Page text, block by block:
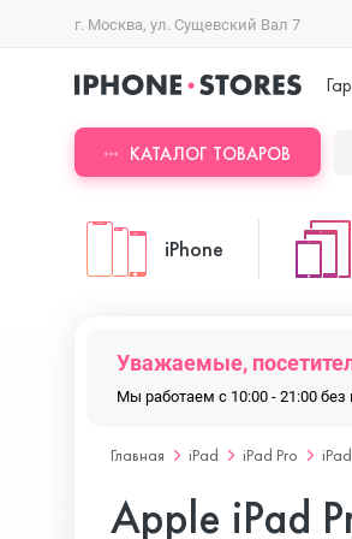
г. Москва, ул. Сущевский Вал 7
КАТАЛОГ ТОВАРОВ
iPhone
iPhone 17 Pro
Уважаемые,
Мы работаем с 10:00 - 21:00
Главная iPad iPad Pro
Apple iPad